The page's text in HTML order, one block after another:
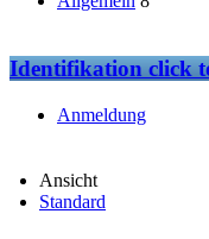
Identifikationclick
Anmeldung
Ansicht
Standard